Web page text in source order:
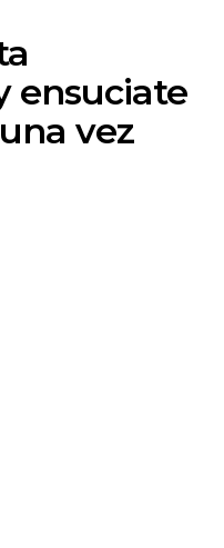
ensuciate
vez